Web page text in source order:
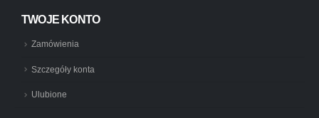
TWOJE KONTO
Zamówienia
Szczegóły konta
Ulubione